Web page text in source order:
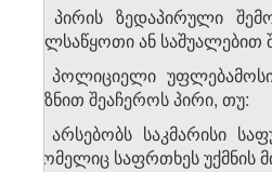
1. პირის ზედაპირული
ხელსაწყოთი ან საშუალებით
2. პოლიციელი
მიზნით შეაჩეროს პირი, თუ:
ა) არსებობს საკმარისი
რომელიც საფრთხეს უქმნის